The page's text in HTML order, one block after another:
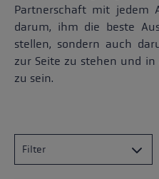
Partnerschaft mit jedem
darum, ihm die beste
stellen, sondern auch
zur Seite zu stehen und
zu sein.
Filter